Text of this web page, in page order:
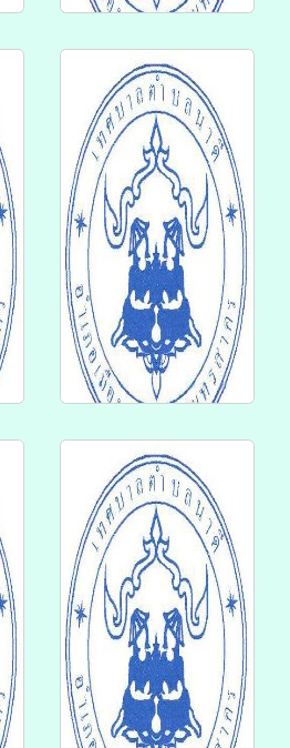
5 ส.ค. 2569
5 ส.ค.69 ประกาศฯ เรื่อง
ประกาศผู้ชนะการเสนอ
ราคา ซื้อวัสดุสำนักงาน
และวัตถุดิบประกอบ
อาหาร จำนวน 2 รายก...
4 ส.ค. 2569
4 ส.ค.69 ประกาศฯ เรื่อง
ประกาศผู้ชนะการเสนอ
ราคา ซื้อปลั๊กไฟ จำนวน
10 อัน โดยวิธีเฉพาะ
เจาะจง ลว.31 ก....